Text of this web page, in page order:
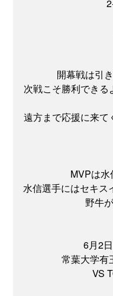
開幕戦は引
次戦こそ勝利でき
遠方まで応援に来て
MVPは水
水信選手にはセキス
野牛
6月2
常葉大学有
VS